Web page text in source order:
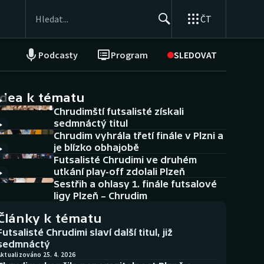
ČT
Podcasty Program SLEDOVAT
NEPŘEHLÉDNĚTE
Historické návraty
Aplikace ČT sport
AZ kvíz
k tématu
Chrudimští futsalisté získali
sedmnáctý titul
Chrudim vyhrála třetí finále v Plzni a
je blízko obhajobě
Futsalisté Chrudimi ve druhém
utkání play-off zdolali Plzeň
Sestřih a ohlasy 1. finále futsalové
ligy Plzeň – Chrudim
k tématu
Chrudimi slaví další titul, již
25. 4. 2026